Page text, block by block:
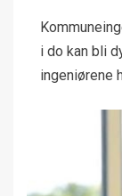
i do kan bli
ingeniørene